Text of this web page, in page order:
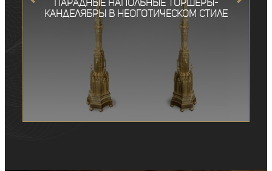
Парадные напольные торшеры-
канделябры в неоготическом стиле